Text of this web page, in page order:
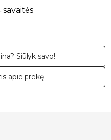
savaitės
Siūlyk savo!
apie prekę